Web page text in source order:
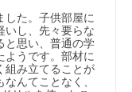
した。子供部屋に
いし、先々要らな
と思い、普通の学
ようです。部材に
組み立てることが
んてことなく、